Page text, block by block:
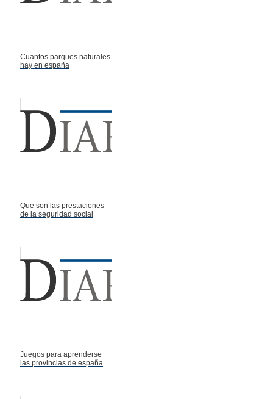
Cuantos parques naturales
hay en españa
Que son las prestaciones
de la seguridad social
Juegos para aprenderse
las provincias de españa